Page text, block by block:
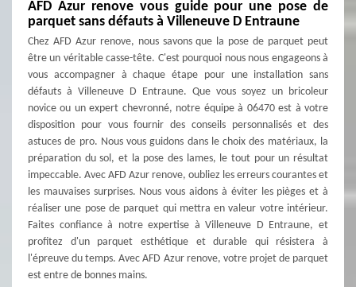
AFD Azur renove vous guide pour une pose de
parquet sans défauts à Villeneuve D Entraune
Chez AFD Azur renove, nous savons que la pose de parquet peut
être un véritable casse-tête. C'est pourquoi nous nous engageons à
vous accompagner à chaque étape pour une installation sans
défauts à Villeneuve D Entraune. Que vous soyez un bricoleur
novice ou un expert chevronné, notre équipe à 06470 est à votre
disposition pour vous fournir des conseils personnalisés et des
astuces de pro. Nous vous guidons dans le choix des matériaux, la
préparation du sol, et la pose des lames, le tout pour un résultat
impeccable. Avec AFD Azur renove, oubliez les erreurs courantes et
les mauvaises surprises. Nous vous aidons à éviter les pièges et à
réaliser une pose de parquet qui mettra en valeur votre intérieur.
Faites confiance à notre expertise à Villeneuve D Entraune, et
profitez d'un parquet esthétique et durable qui résistera à
l'épreuve du temps. Avec AFD Azur renove, votre projet de parquet
est entre de bonnes mains.